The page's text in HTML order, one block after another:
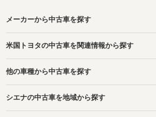
メーカーから中古車を探す
米国トヨタの中古車を関連情報から探す
他の車種から中古車を探す
シエナの中古車を地域から探す